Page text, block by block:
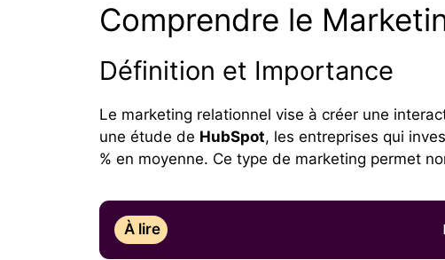
Comprendre le
Définition et Importance
Le marketing relationnel vise à créer une
une étude de HubSpot, les entreprises qui
% en moyenne. Ce type de marketing permet
À lire